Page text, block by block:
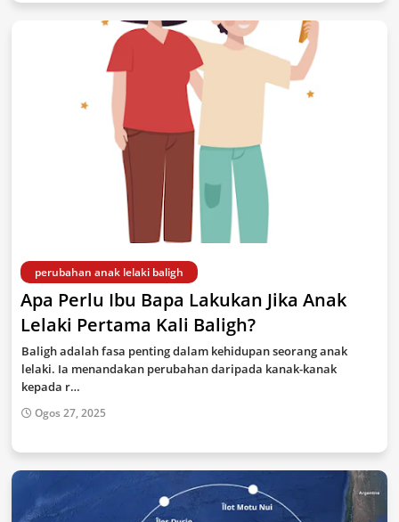
perubahan anak lelaki baligh
Apa Perlu Ibu Bapa Lakukan Jika Anak
Lelaki Pertama Kali Baligh?
Baligh adalah fasa penting dalam kehidupan seorang anak
lelaki. Ia menandakan perubahan daripada kanak-kanak
kepada r…
Ogos 27, 2025